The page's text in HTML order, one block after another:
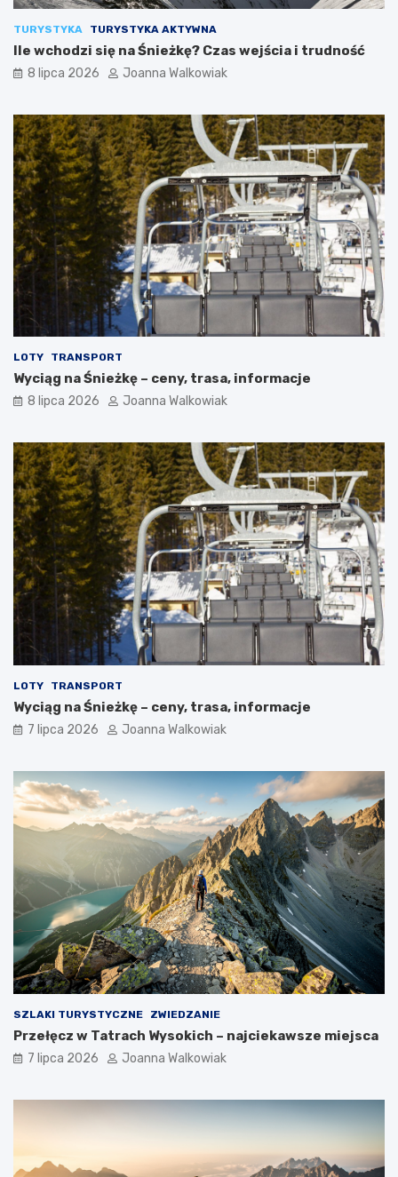
TURYSTYKA TURYSTYKA AKTYWNA
Ile wchodzi się na Śnieżkę? Czas wejścia i trudność
8 lipca 2026 Joanna Walkowiak
LOTY TRANSPORT
Wyciąg na Śnieżkę – ceny, trasa, informacje
8 lipca 2026 Joanna Walkowiak
LOTY TRANSPORT
Wyciąg na Śnieżkę – ceny, trasa, informacje
7 lipca 2026 Joanna Walkowiak
SZLAKI TURYSTYCZNE ZWIEDZANIE
Przełęcz w Tatrach Wysokich – najciekawsze miejsca
7 lipca 2026 Joanna Walkowiak